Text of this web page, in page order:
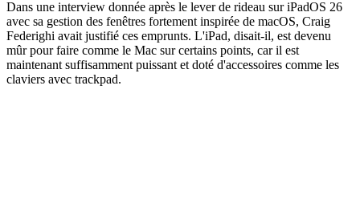
Dans une interview donnée après le lever de rideau sur iPadOS 26
avec sa gestion des fenêtres fortement inspirée de macOS, Craig
Federighi avait justifié ces emprunts. L'iPad, disait-il, est devenu
mûr pour faire comme le Mac sur certains points, car il est
maintenant suffisamment puissant et doté d'accessoires comme les
claviers avec trackpad.